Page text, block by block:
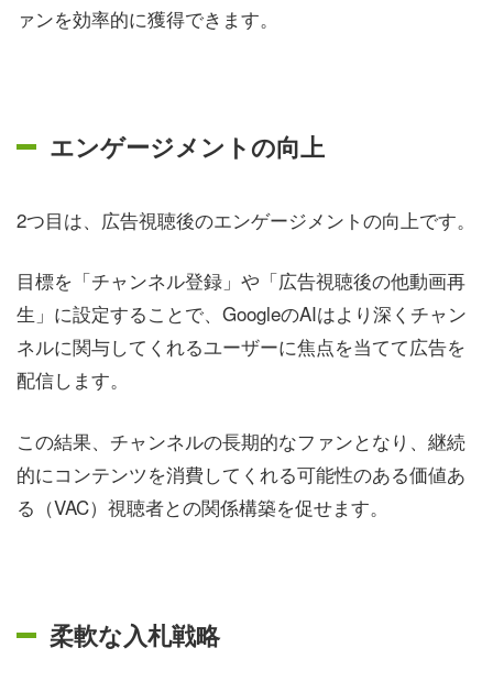
ァンを効率的に獲得できます。
エンゲージメントの向上
2つ目は、広告視聴後のエンゲージメントの向上です。
目標を「チャンネル登録」や「広告視聴後の他動画再
生」に設定することで、GoogleのAIはより深くチャン
ネルに関与してくれるユーザーに焦点を当てて広告を
配信します。
この結果、チャンネルの長期的なファンとなり、継続
的にコンテンツを消費してくれる可能性のある価値あ
る（VAC）視聴者との関係構築を促せます。
柔軟な入札戦略